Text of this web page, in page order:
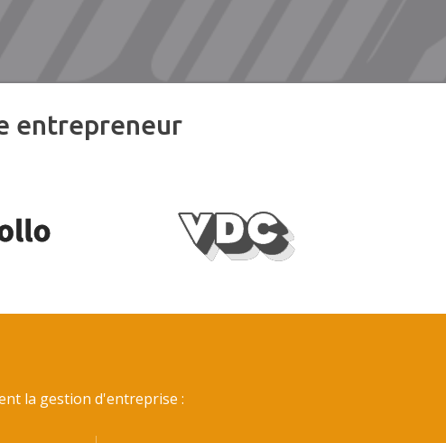
entrepreneur
la gestion d'entreprise :